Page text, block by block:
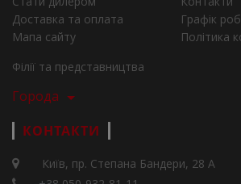
Доставка та оплата
Графік
Мапа сайту
Політика
Філії та представництва
Города
КОНТАКТИ
Київ, пр. Степана Бандери, 28 А